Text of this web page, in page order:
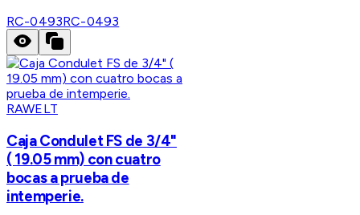
RC-0493RC-0493
RAWELT
Caja Condulet FS de 3/4"
( 19.05 mm) con cuatro
bocas a prueba de
intemperie.